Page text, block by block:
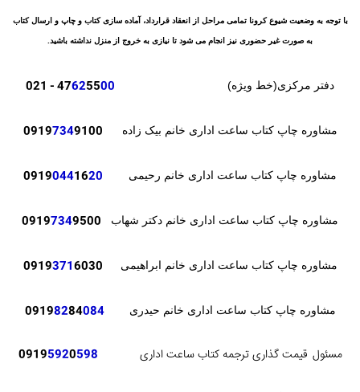
با توجه به وضعیت شیوع کرونا تمامی مراحل از انعقاد قرارداد، آماده سازی کتاب و چاپ و ارسال کتاب
به صورت غیر حضوری نیز انجام می شود تا نیازی به خروج از منزل نداشته باشید.
دفتر مرکزی(خط ویژه) 47625500
- 021
مشاوره چاپ کتاب ساعت اداری خانم بیک زاده 09197349100
مشاوره چاپ کتاب ساعت اداری خانم رحیمی 09190441620
مشاوره چاپ کتاب ساعت اداری خانم دکتر شهاب 09197349500
مشاوره چاپ کتاب ساعت اداری خانم ابراهیمی 3716030
مشاوره چاپ کتاب ساعت اداری خانم حیدری 0919
8284084
مسئول قیمت گذاری ترجمه کتاب ساعت اداری 09195920598